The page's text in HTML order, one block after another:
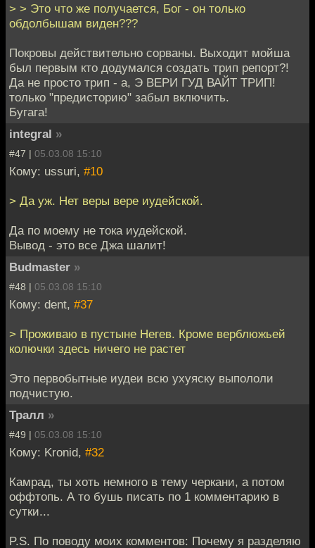
> > Это что же получается, Бог - он только
обдолбышам виден???
Покровы действительно сорваны. Выходит мойша
был первым кто додумался создать трип репорт?!
Да не просто трип - а, Э ВЕРИ ГУД ВАЙТ ТРИП!
только "предисторию" забыл включить.
Бугага!
integral »
#47 | 05.03.08 15:10
Кому: ussuri, #10
> Да уж. Нет веры вере иудейской.
Да по моему не тока иудейской.
Вывод - это все Джа шалит!
Budmaster »
#48 | 05.03.08 15:10
Кому: dent, #37
> Проживаю в пустыне Негев. Кроме верблюжьей
колючки здесь ничего не растет
Это первобытные иудеи всю ухуяску выпололи
подчистую.
Тралл »
#49 | 05.03.08 15:10
Кому: Kronid, #32
Камрад, ты хоть немного в тему черкани, а потом
оффтопь. А то бушь писать по 1 комментарию в
сутки...
P.S. По поводу моих комментов: Почему я разделяю